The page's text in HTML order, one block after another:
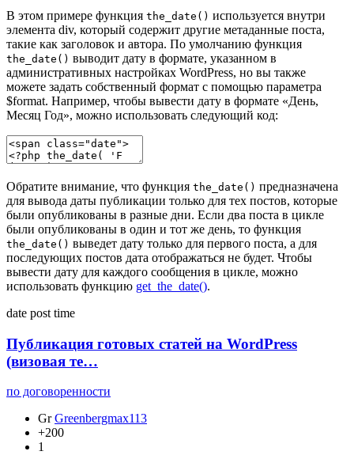
В этом примере функция the_date() используется внутри
элемента div, который содержит другие метаданные поста,
такие как заголовок и автора. По умолчанию функция
the_date() выводит дату в формате, указанном в
административных настройках WordPress, но вы также
можете задать собственный формат с помощью параметра
$format. Например, чтобы вывести дату в формате «День,
Месяц Год», можно использовать следующий код:
Обратите внимание, что функция the_date() предназначена
для вывода даты публикации только для тех постов, которые
были опубликованы в разные дни. Если два поста в цикле
были опубликованы в один и тот же день, то функция
the_date() выведет дату только для первого поста, а для
последующих постов дата отображаться не будет. Чтобы
вывести дату для каждого сообщения в цикле, можно
использовать функцию get_the_date().
date post time
Публикация готовых статей на WordPress
(визовая те…
по договоренности
Gr Greenbergmax113
+200
1